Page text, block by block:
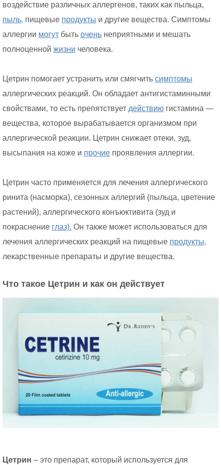
воздействие различных аллергенов, таких как пыльца,
пыль, пищевые продукты и другие вещества. Симптомы
аллергии могут быть очень неприятными и мешать
полноценной жизни человека.
Цетрин помогает устранить или смягчить симптомы
аллергических реакций. Он обладает антигистаминными
свойствами, то есть препятствует действию гистамина —
вещества, которое вырабатывается организмом при
аллергической реакции. Цетрин снижает отеки, зуд,
высыпания на коже и прочие проявления аллергии.
Цетрин часто применяется для лечения аллергического
ринита (насморка), сезонных аллергий (пыльца, цветение
растений), аллергического конъюктивита (зуд и
покраснение глаз). Он также может использоваться для
лечения аллергических реакций на пищевые продукты,
лекарственные препараты и другие вещества.
Что такое Цетрин и как он действует
Цетрин – это препарат, который используется для